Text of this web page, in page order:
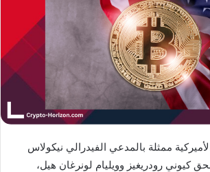
ممثلة بالمدعي الفيدرالي نيكولاس
كيوني رودريغيز وويليام لونرغان هيل،